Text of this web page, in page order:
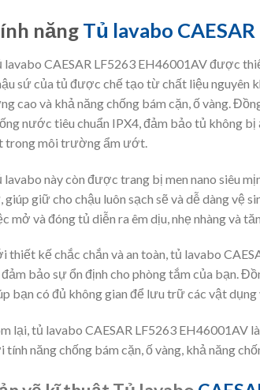
năngTủ lavabo CAESAR
lavabo CAESAR LF5263 EH46001AV được
sứ của tủ được chế tạo từ chất liệu nguyên
cao và khả năng chống bám cặn, ố vàng.
nước tiêu chuẩn IPX4, đảm bảo tủ không
trong môi trường ẩm ướt.
lavabo này còn được trang bị men nano siêu
giúp giữ cho chậu luôn sạch sẽ và dễ dàng vệ
mở và đóng tủ diễn ra êm dịu, nhẹ nhàng và
thiết kế chắc chắn và an toàn, tủ lavabo
đảm bảo sự ổn định cho phòng tắm của bạn.
bạn có đủ không gian để lưu trữ các vật
lại, tủ lavabo CAESAR LF5263 EH46001AV
tính năng chống bám cặn, ố vàng, khả năng